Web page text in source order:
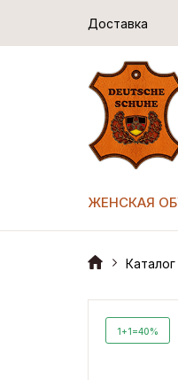
Доставка
ЖЕНСКАЯ
Каталог
1+1=40%